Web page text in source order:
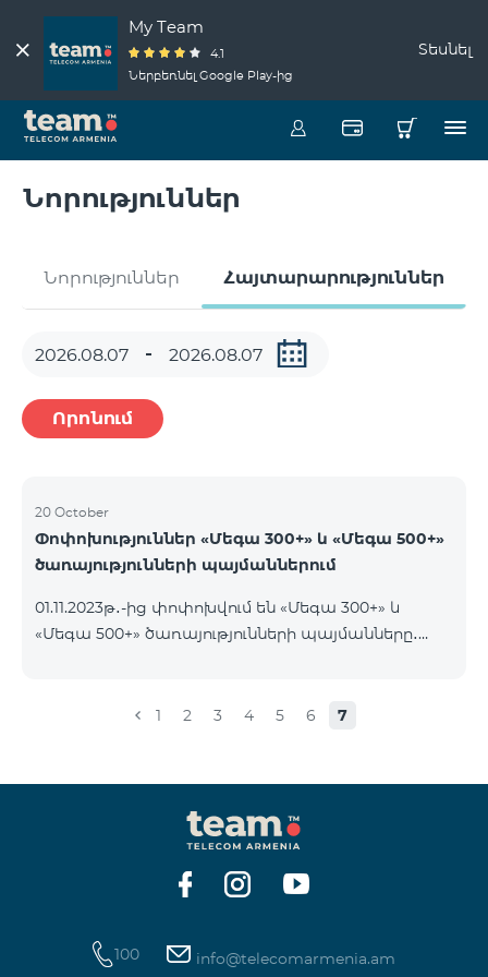
My Team
4.1
Ներբեռնել Google Play-ից
Տեսնել
Նորություններ
Նորություններ Հայտարարություններ
Որոնում
20 October
Փոփոխություններ «Մեգա 300+» և «Մեգա 500+»
ծառայությունների պայմաններում
01.11.2023թ․-ից փոփոխվում են «Մեգա 300+» և
«Մեգա 500+» ծառայությունների պայմանները․
չսպառված ինտերնետի մնացորդը չի զրոյանում
1 2 3 4 5 6 7
100 info@telecomarmenia.am